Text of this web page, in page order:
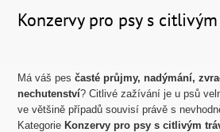
Konzervy pro psy s
Má váš pesčasté průjmy, nadýmání,
nechutenství? Citlivé zažívání je u psů
ve většině případů souvisí právě s
Kategorie Konzervy pro psy s citlivým